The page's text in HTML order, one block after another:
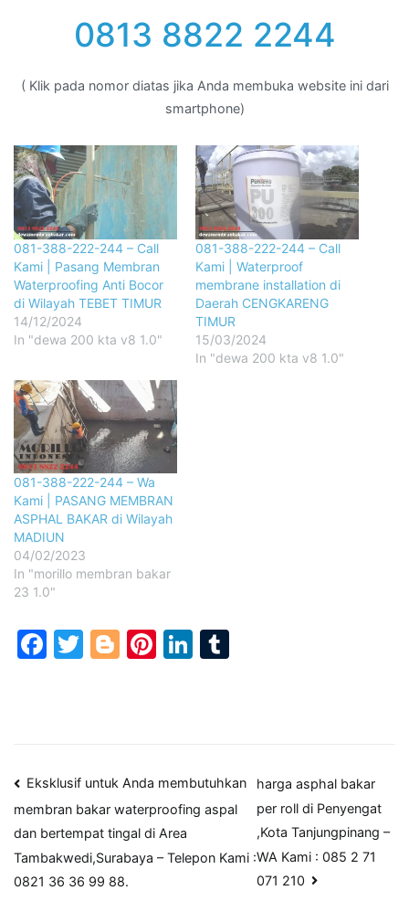
0813 8822 2244
( Klik pada nomor diatas jika Anda membuka website ini dari
smartphone)
081-388-222-244 – Call
Kami | Pasang Membran
Waterproofing Anti Bocor
di Wilayah TEBET TIMUR
14/12/2024
In "dewa 200 kta v8 1.0"
081-388-222-244 – Call
Kami | Waterproof
membrane installation di
Daerah CENGKARENG
TIMUR
15/03/2024
In "dewa 200 kta v8 1.0"
081-388-222-244 – Wa
Kami | PASANG MEMBRAN
ASPHAL BAKAR di Wilayah
MADIUN
04/02/2023
In "morillo membran bakar
23 1.0"
Facebook
Twitter
Blogger
Pinterest
LinkedIn
Post
navigation
Eksklusif untuk Anda membutuhkan
membran bakar waterproofing aspal
dan bertempat tingal di Area
Tambakwedi,Surabaya – Telepon Kami :
0821 36 36 99 88.
harga asphal bakar
per roll di Penyengat
,Kota Tanjungpinang –
WA Kami : 085 2 71
071 210